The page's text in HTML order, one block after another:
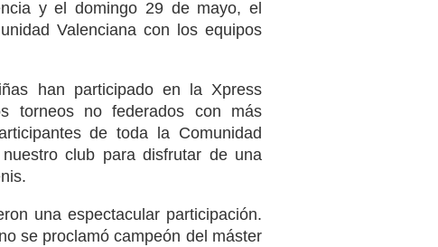
y el domingo 29 de mayo, el
Valenciana con los equipos
han participado en la Xpress
torneos no federados con más
de toda la Comunidad
club para disfrutar de una
una espectacular participación.
se proclamó campeón del máster